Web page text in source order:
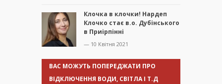
Клочка в клочки! Нардеп
Клочко стає в.о. Дубінського
в Приірпінні
— 10 Квітня 2021
ВАС МОЖУТЬ ПОПЕРЕДЖАТИ ПРО
ВІДКЛЮЧЕННЯ ВОДИ, СВІТЛА І Т.Д